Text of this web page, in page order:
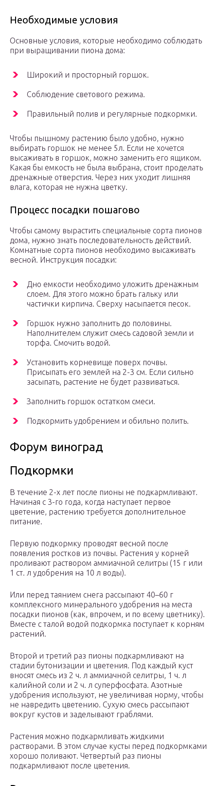
Необходимые условия
Основные условия, которые необходимо соблюдать
при выращивании пиона дома:
Широкий и просторный горшок.
Соблюдение светового режима.
Правильный полив и регулярные подкормки.
Чтобы пышному растению было удобно, нужно
выбирать горшок не менее 5л. Если не хочется
высаживать в горшок, можно заменить его ящиком.
Какая бы емкость не была выбрана, стоит проделать
дренажные отверстия. Через них уходит лишняя
влага, которая не нужна цветку.
Процесс посадки пошагово
Чтобы самому вырастить специальные сорта пионов
дома, нужно знать последовательность действий.
Комнатные сорта пионов необходимо высаживать
весной. Инструкция посадки:
Дно емкости необходимо уложить дренажным
слоем. Для этого можно брать гальку или
частички кирпича. Сверху насыпается песок.
Горшок нужно заполнить до половины.
Наполнителем служит смесь садовой земли и
торфа. Смочить водой.
Установить корневище поверх почвы.
Присыпать его землей на 2-3 см. Если сильно
засыпать, растение не будет развиваться.
Заполнить горшок остатком смеси.
Подкормить удобрением и обильно полить.
Форум виноград
Подкормки
В течение 2-х лет после пионы не подкармливают.
Начиная с 3-го года, когда наступает первое
цветение, растению требуется дополнительное
питание.
Первую подкормку проводят весной после
появления ростков из почвы. Растения у корней
проливают раствором аммиачной селитры (15 г или
1 ст. л удобрения на 10 л воды).
Или перед таянием снега рассыпают 40–60 г
комплексного минерального удобрения на места
посадки пионов (как, впрочем, и по всему цветнику).
Вместе с талой водой подкормка поступает к корням
растений.
Второй и третий раз пионы подкармливают на
стадии бутонизации и цветения. Под каждый куст
вносят смесь из 2 ч. л аммиачной селитры, 1 ч. л
калийной соли и 2 ч. л суперфосфата. Азотные
удобрения используют, не увеличивая норму, чтобы
не навредить цветению. Сухую смесь рассыпают
вокруг кустов и заделывают граблями.
Растения можно подкармливать жидкими
растворами. В этом случае кусты перед подкормками
хорошо поливают. Четвертый раз пионы
подкармливают после цветения.